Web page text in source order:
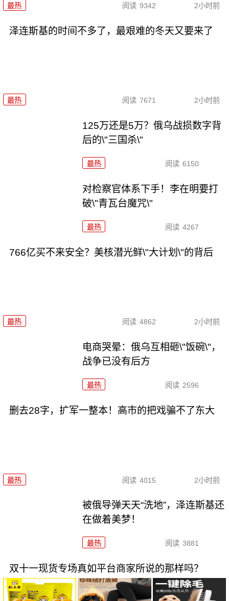
最热 阅读 9342 2小时前
泽连斯基的时间不多了，最艰难的冬天又要来了
最热 阅读 7671 2小时前
125万还是5万？俄乌战损数字背
后的\"三国杀\"
最热 阅读 6150
对检察官体系下手！李在明要打
破\"青瓦台魔咒\"
最热 阅读 4267
766亿买不来安全？美核潜光鲜\"大计划\"的背后
最热 阅读 4862 2小时前
电商哭晕：俄乌互相砸\"饭碗\"，
战争已没有后方
最热 阅读 2596
删去28字，扩军一整本！高市的把戏骗不了东大
最热 阅读 4015 2小时前
被俄导弹天天“洗地”，泽连斯基还
在做着美梦！
最热 阅读 3881
双十一现货专场真如平台商家所说的那样吗？